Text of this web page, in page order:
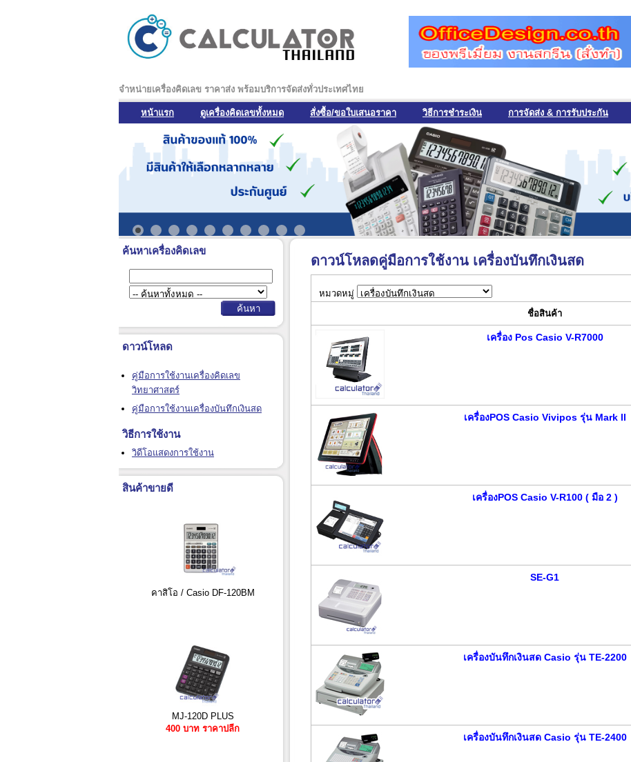
จำหน่ายเครื่องคิดเลข ราคาส่ง พร้อมบริการจัดส่งทั่วประเทศไทย
หน้าแรก ดูเครื่องคิดเลขทั้งหมด สั่งซื้อ/ขอใบเสนอราคา วิธีการชำระเงิน การจัดส่ง & การรับประกัน
ค้นหาเครื่องคิดเลข
ดาวน์โหลด
คู่มือการใช้งานเครื่องคิดเลข
วิทยาศาสตร์
คู่มือการใช้งานเครื่องบันทึกเงินสด
วิธีการใช้งาน
วิดีโอแสดงการใช้งาน
สินค้าขายดี
คาสิโอ / Casio DF-120BM
MJ-120D PLUS
400 บาท ราคาปลีก
ดาวน์โหลดคู่มือการใช้งาน เครื่องบันทึกเงินสด
หมวดหมู่
ชื่อสินค้า
เครื่อง Pos Casio V-R7000
เครื่องPOS Casio Vivipos รุ่น Mark ll
เครื่องPOS Casio V-R100 ( มือ 2 )
SE-G1
เครื่องบันทึกเงินสด Casio รุ่น TE-2200
เครื่องบันทึกเงินสด Casio รุ่น TE-2400